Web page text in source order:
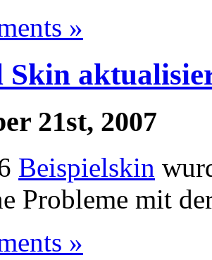
»
Skin
21st, 2007
Beispielskin
Probleme mit
»